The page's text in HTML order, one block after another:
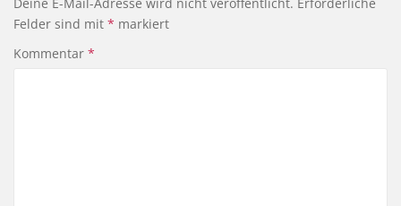
Felder sind mit * markiert
Kommentar *